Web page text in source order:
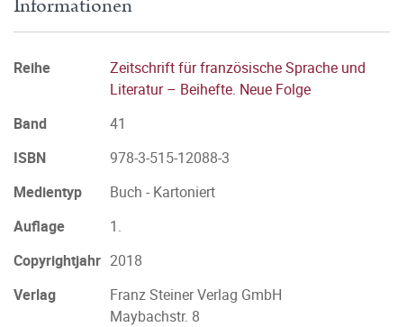
Reihe
Zeitschrift für französische Sprache und
Literatur – Beihefte. Neue Folge
Band
41
ISBN
978-3-515-12088-3
Medientyp
Buch - Kartoniert
Auflage
1.
Copyrightjahr 2018
Verlag
Franz Steiner Verlag GmbH
Maybachstr. 8